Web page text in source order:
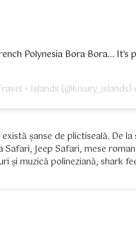
Polynesia Bora Bora... It's
• Islands
șanse de plictiseală. De
Safari, Jeep Safari, mese
și muzică polineziană, shark